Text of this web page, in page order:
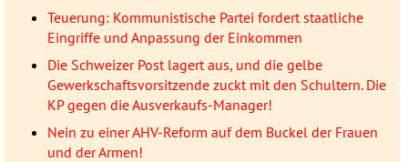
Teuerung: Kommunistische Partei fordert staatliche
Eingriffe und Anpassung der Einkommen
Die Schweizer Post lagert aus, und die gelbe
Gewerkschaftsvorsitzende zuckt mit den Schultern. Die
KP gegen die Ausverkaufs-Manager!
Nein zu einer AHV-Reform auf dem Buckel der Frauen
und der Armen!